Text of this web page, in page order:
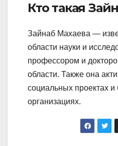
Кто такая
Зайнаб Махаева —
области науки и
профессором и
области. Также она
социальных проектах и
организациях.